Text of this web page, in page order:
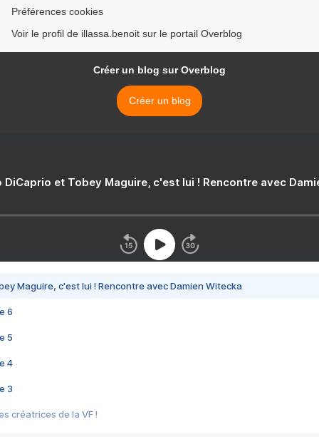
Préférences cookies
Voir le profil de illassa.benoit sur le portail Overblog
Créer un blog sur Overblog
Créer un blog
DiCaprio et Tobey Maguire, c'est lui ! Rencontre avec
Maguire, c'est lui ! Rencontre avec Damien Witecka
6
5
4
3
créatrices de la VF !